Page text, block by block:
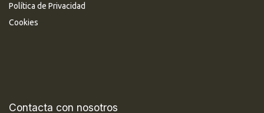
Política de Privacidad
Cookies
Contacta con nosotros